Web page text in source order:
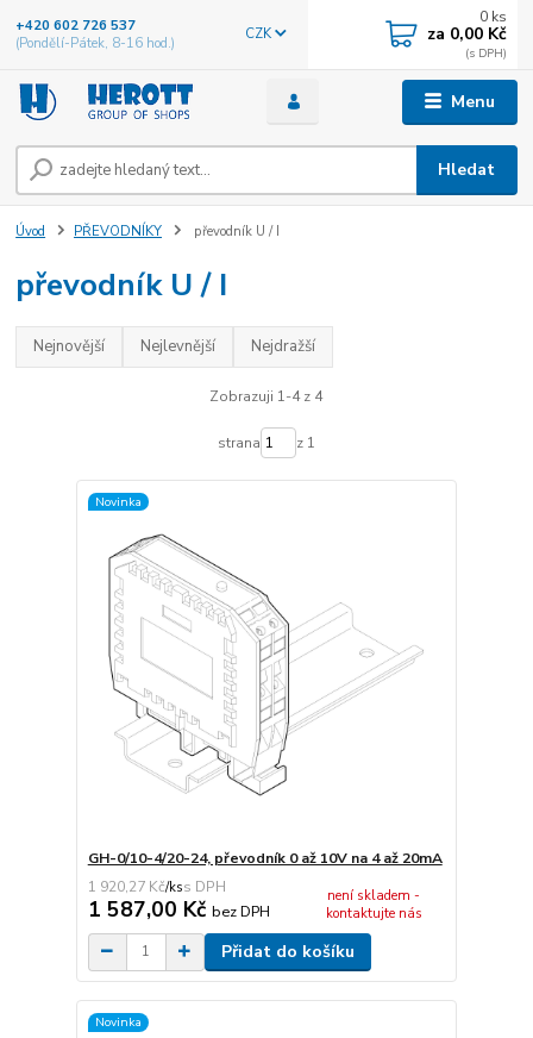
Menu
CZK
Hledat
+420 602 726 537
(Pondělí-Pátek, 8-16 hod.)
0 ks
za 0,00 Kč
Úvod PŘEVODNÍKY převodník U / I
převodník U / I
Nejnovější Nejlevnější Nejdražší
Zobrazuji 1-4 z 4
strana z 1
Novinka
GH-0/10-4/20-24, převodník 0 až 10V na 4 až 20mA
1 920,27 Kč/ks
1 587,00 Kč bez DPH
není skladem -
kontaktujte nás
Přidat do košíku
Novinka